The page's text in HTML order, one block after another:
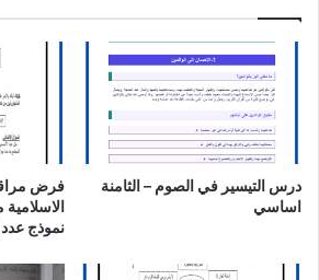
درس التيسير في الصوم – الثامنة
اساسي
نموذج عدد2- ثامنة اساسي